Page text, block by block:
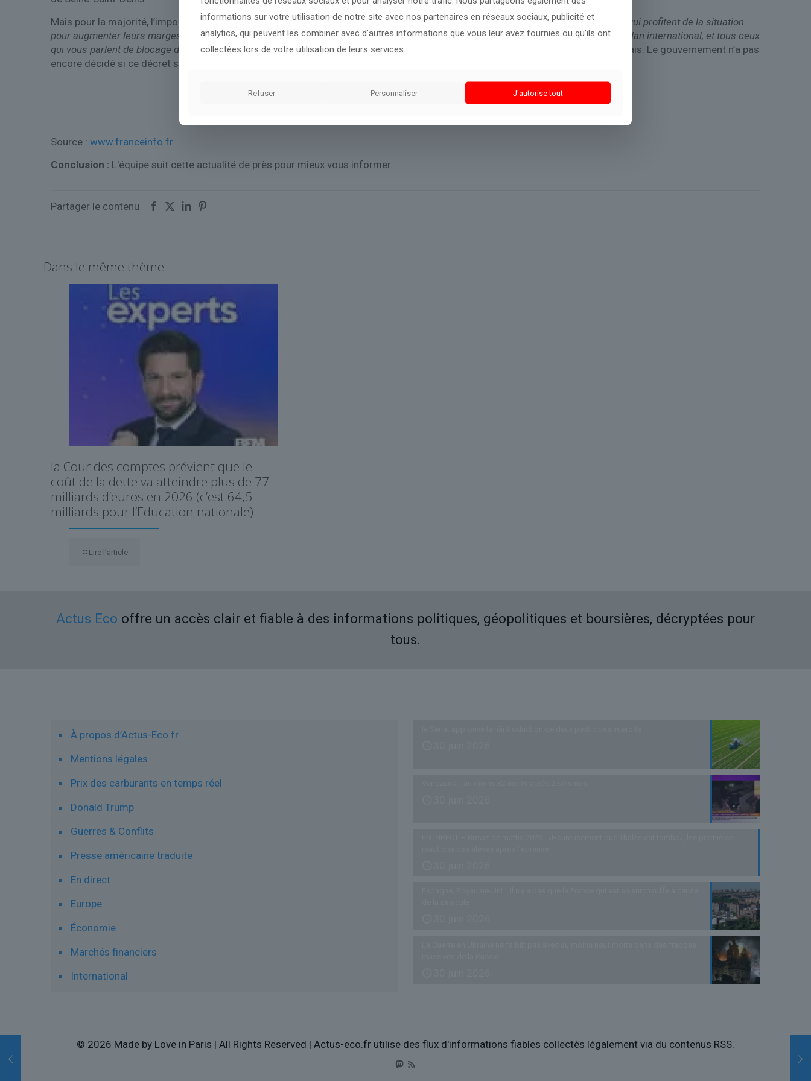
Mais pour la majorité, l’important est de faire un geste, même symbolique.« C’est une façon de s’assurer qu’il n’y ait pas de gens qui profitent de la situation
pour augmenter leurs marges et qu’il y ait un juste prix de l’essence. Mais tout le monde l’a compris, le prix du carburant est fixé au plan international, et tous ceux
qui vous parlent de blocage des prix vous vendent du rêve », défend Agnès Pannier-Runacher, députée Renaissance du Pas-de-Calais. Le gouvernement n’a pas
encore décidé si ce décret serait publié pour réduire les prix de quelques centimes.
Source : www.franceinfo.fr
Conclusion : L'équipe suit cette actualité de près pour mieux vous informer.
Partager le contenu
Dans le même thème
la Cour des comptes prévient que le
coût de la dette va atteindre plus de 77
milliards d’euros en 2026 (c’est 64,5
milliards pour l’Education nationale)
Lire l’article
Actus Eco offre un accès clair et fiable à des informations politiques, géopolitiques et boursières, décryptées pour
tous.
À propos d’Actus-Eco.fr
Mentions légales
Prix des carburants en temps réel
Donald Trump
Guerres & Conflits
Presse américaine traduite
En direct
Europe
Économie
Marchés financiers
International
© 2026 Made by Love in Paris | All Rights Reserved | Actus-eco.fr utilise des flux d'informations fiables collectés légalement via du contenus RSS.
informations sur votre utilisation de notre site avec nos partenaires en réseaux sociaux, publicité et
analytics, qui peuvent les combiner avec d’autres informations que vous leur avez fournies ou qu’ils ont
collectées lors de votre utilisation de leurs services.
Refuser Personnaliser J'autorise tout